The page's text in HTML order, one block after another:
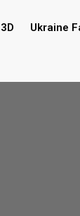
Ukraine